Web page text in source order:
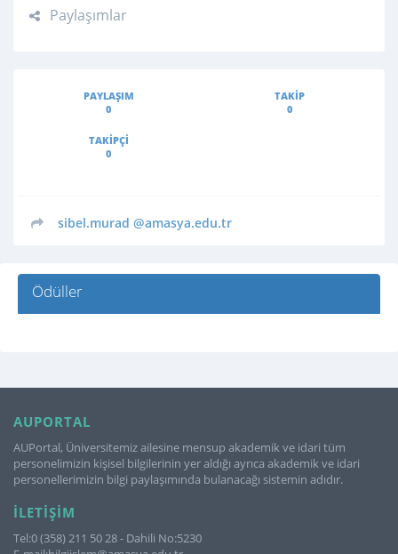
Paylaşımlar
PAYLAŞIM
0
TAKIP
0
TAKIPÇI
0
sibel.murad @amasya.edu.tr
Ödüller
AUPORTAL
AUPortal, Üniversitemiz ailesine mensup akademik ve idari tüm
personelimizin kişisel bilgilerinin yer aldığı ayrıca akademik ve idari
personellerimizin bilgi paylaşımında bulanacağı sistemin adıdır.
İLETIŞIM
Tel:0 (358) 211 50 28 - Dahili No:5230